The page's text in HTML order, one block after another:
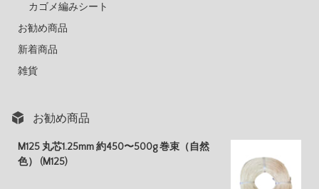
カゴメ編みシート
お勧め商品
新着商品
雑貨
お勧め商品
M125 丸芯1.25mm 約450〜500g 巻束（自然
色） (M125)